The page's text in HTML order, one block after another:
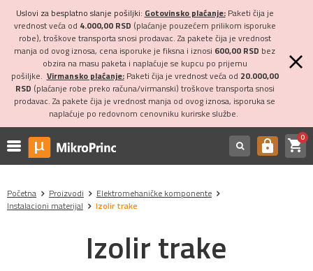
Uslovi za besplatno slanje pošiljki: Gotovinsko plaćanje:Paketi čija je
vrednost veća od 4.000,00 RSD (plaćanje pouzećem prilikom isporuke
robe), troškove transporta snosi prodavac. Za pakete čija je vrednost
manja od ovog iznosa, cena isporuke je fiksna i iznosi 600,00 RSD bez
obzira na masu paketa i naplaćuje se kupcu po prijemu
pošiljke. Virmansko plaćanje:Paketi čija je vrednost veća od 20.000,00
RSD (plaćanje robe preko računa/virmanski) troškove transporta snosi
prodavac. Za pakete čija je vrednost manja od ovog iznosa, isporuka se
naplaćuje po redovnom cenovniku kurirske službe.
https shopping_cart0
Početna Proizvodi
Elektromehaničke komponente
Instalacioni materijal
Izolir trake
Izolir trake